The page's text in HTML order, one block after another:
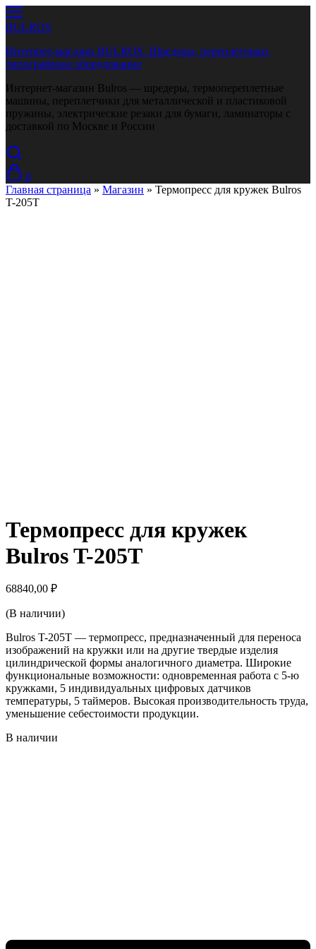
BULROS
Интернет-магазин BULROS. Шредеры, переплетчики,
типографское оборудование
Интернет-магазин Bulros — шредеры, термопереплетные
машины, переплетчики для металлической и пластиковой
пружины, электрические резаки для бумаги, ламинаторы с
доставкой по Москве и России
0
Главная страница » Магазин » Термопресс для кружек Bulros
T-205T
Термопресс для кружек
Bulros T-205T
68840,00 ₽
(В наличии)
Bulros T-205T — термопресс, предназначенный для переноса
изображений на кружки или на другие твердые изделия
цилиндрической формы аналогичного диаметра. Широкие
функциональные возможности: одновременная работа с 5-ю
кружками, 5 индивидуальных цифровых датчиков
температуры, 5 таймеров. Высокая производительность труда,
уменьшение себестоимости продукции.
В наличии